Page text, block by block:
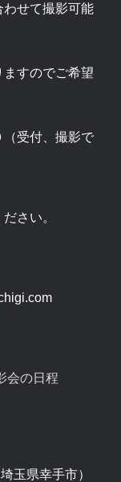
わせて撮影可能
すのでご希望
受付、撮影で
さい。
会の日程
埼玉県幸手市）